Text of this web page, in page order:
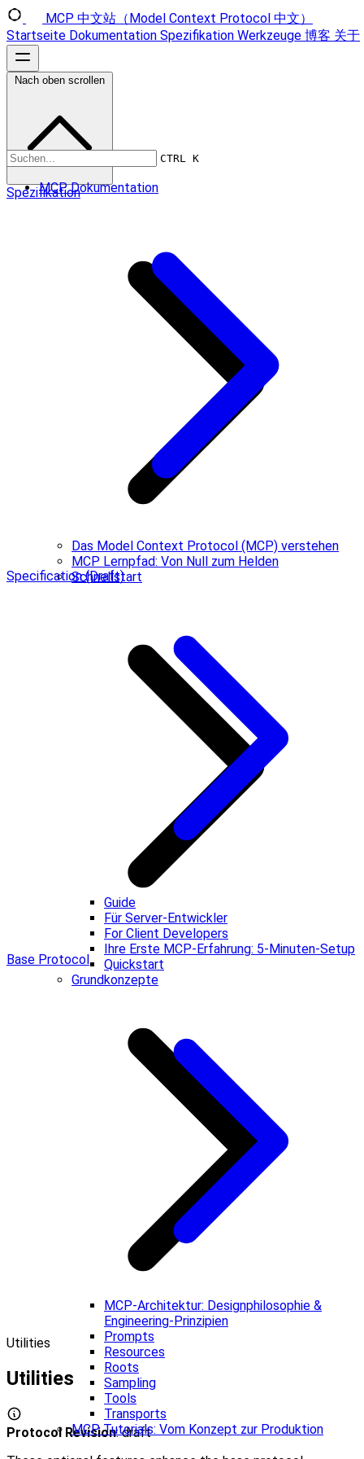
MCP 中文站（Model Context Protocol 中文）
Startseite Dokumentation Spezifikation Werkzeuge 博客 关于
CTRL K
MCP Dokumentation
Das Model Context Protocol (MCP) verstehen
MCP Lernpfad: Von Null zum Helden
Schnellstart
Guide
Für Server-Entwickler
For Client Developers
Ihre Erste MCP-Erfahrung: 5-Minuten-Setup
Quickstart
Grundkonzepte
MCP-Architektur: Designphilosophie &
Engineering-Prinzipien
Prompts
Resources
Roots
Sampling
Tools
Transports
MCP Tutorials: Vom Konzept zur Produktion
Nach oben scrollen
Spezifikation
Specification (Draft)
Base Protocol
Utilities
Utilities
Protocol Revision: draft